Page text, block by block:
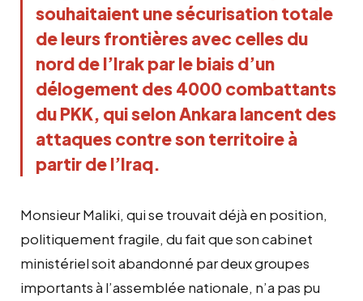
souhaitaient une sécurisation totale
de leurs frontières avec celles du
nord de l’Irak par le biais d’un
délogement des 4000 combattants
du PKK, qui selon Ankara lancent des
attaques contre son territoire à
partir de l’Iraq.
Monsieur Maliki, qui se trouvait déjà en position,
politiquement fragile, du fait que son cabinet
ministériel soit abandonné par deux groupes
importants à l’assemblée nationale, n’a pas pu